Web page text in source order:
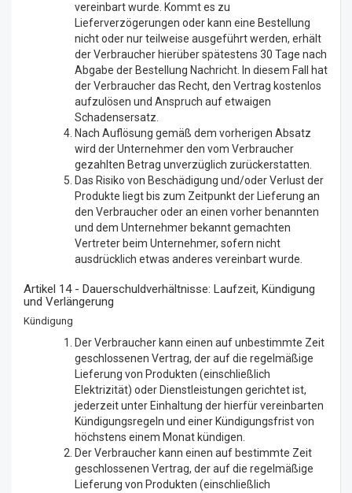
vereinbart wurde. Kommt es zu
Lieferverzögerungen oder kann eine Bestellung
nicht oder nur teilweise ausgeführt werden, erhält
der Verbraucher hierüber spätestens 30 Tage nach
Abgabe der Bestellung Nachricht. In diesem Fall hat
der Verbraucher das Recht, den Vertrag kostenlos
aufzulösen und Anspruch auf etwaigen
Schadensersatz.
Nach Auflösung gemäß dem vorherigen Absatz
wird der Unternehmer den vom Verbraucher
gezahlten Betrag unverzüglich zurückerstatten.
Das Risiko von Beschädigung und/oder Verlust der
Produkte liegt bis zum Zeitpunkt der Lieferung an
den Verbraucher oder an einen vorher benannten
und dem Unternehmer bekannt gemachten
Vertreter beim Unternehmer, sofern nicht
ausdrücklich etwas anderes vereinbart wurde.
Artikel 14 - Dauerschuldverhältnisse: Laufzeit, Kündigung
und Verlängerung
Kündigung
Der Verbraucher kann einen auf unbestimmte Zeit
geschlossenen Vertrag, der auf die regelmäßige
Lieferung von Produkten (einschließlich
Elektrizität) oder Dienstleistungen gerichtet ist,
jederzeit unter Einhaltung der hierfür vereinbarten
Kündigungsregeln und einer Kündigungsfrist von
höchstens einem Monat kündigen.
Der Verbraucher kann einen auf bestimmte Zeit
geschlossenen Vertrag, der auf die regelmäßige
Lieferung von Produkten (einschließlich